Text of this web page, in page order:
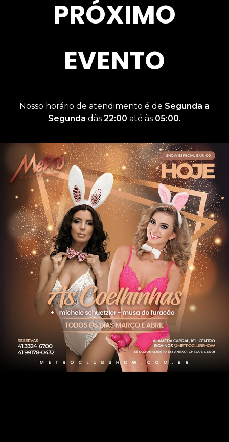
PRÓXIMO
EVENTO
Nosso horário de atendimento é de Segunda a
Segunda dàs 22:00 até às 05:00.